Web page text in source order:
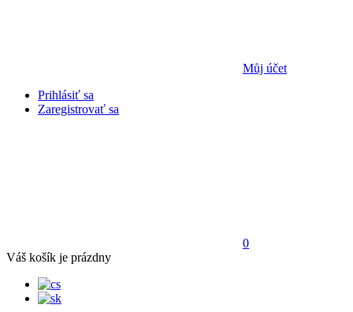
Můj účet
Prihlásiť sa
Zaregistrovať sa
0
Váš košík je prázdny